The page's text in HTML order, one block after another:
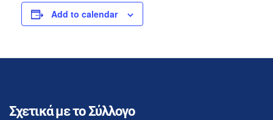
Add to calendar
Σχετικά με το Σύλλογο